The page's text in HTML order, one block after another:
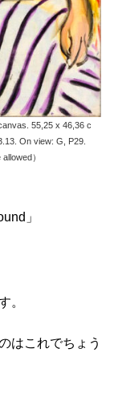
55,25 x 46,36 c
On view: G, P29.
）
」
。
はこれでちょう